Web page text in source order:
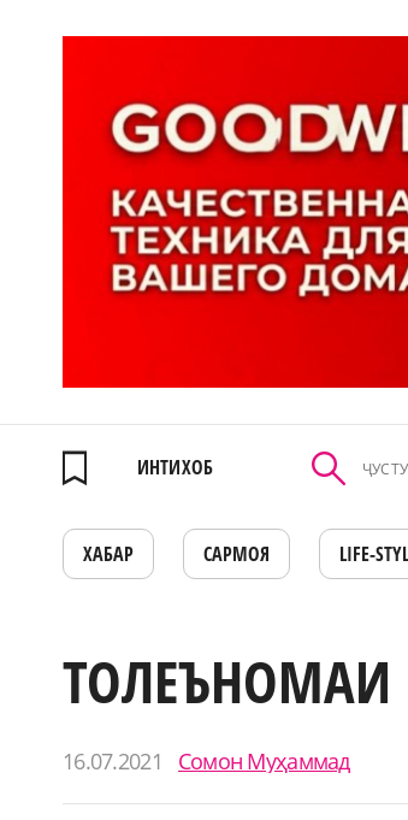
ИНТИХОБ
ХАБАР САРМОЯ LIFE-
ТОЛЕЪНОМАИ
16.07.2021 Сомон Муҳаммад